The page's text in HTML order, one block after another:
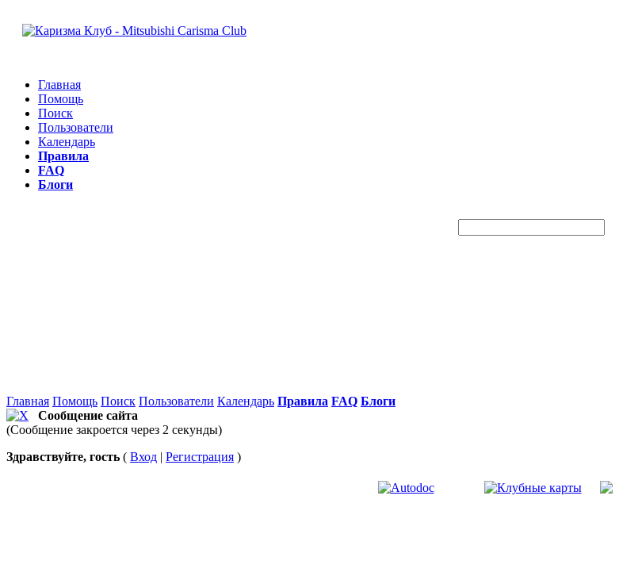
Главная
Помощь
Поиск
Пользователи
Календарь
Правила
FAQ
Блоги
Главная Помощь Поиск Пользователи Календарь Правила FAQ Блоги
Сообщение сайта
(Сообщение закроется через 2 секунды)
Здравствуйте, гость ( Вход | Регистрация )